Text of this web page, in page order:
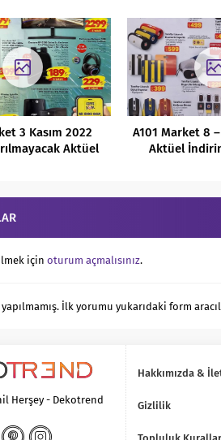
3 Kasım 2022
Aktüel
A101 Market 8
Aktüel
için oturum açmalısınız.
İlk yorumu yukarıdaki form
Herşey - Dekotrend
Hakkımızda &
Gizlilik